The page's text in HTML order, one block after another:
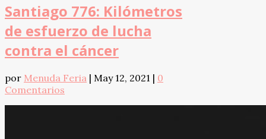
Santiago 776: Kilómetros
de esfuerzo de lucha
contra el cáncer
por Menuda Feria | May 12, 2021 | 0
Comentarios